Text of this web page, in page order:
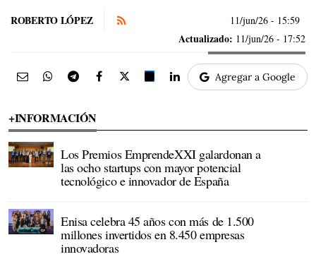
ROBERTO LÓPEZ 11/jun/26 - 15:59
Actualizado: 11/jun/26 - 17:52
Agregar a Google
+INFORMACIÓN
Los Premios EmprendeXXI galardonan a
las ocho startups con mayor potencial
tecnológico e innovador de España
Enisa celebra 45 años con más de 1.500
millones invertidos en 8.450 empresas
innovadoras